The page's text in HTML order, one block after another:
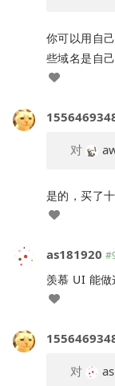
你可以用自
些域名是自
对
是的，买了
as181920
羡慕 UI 能做
对